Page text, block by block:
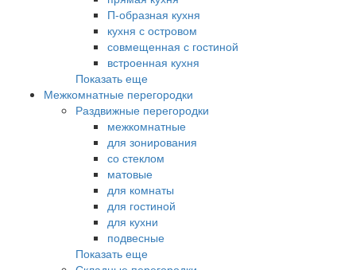
П-образная кухня
кухня с островом
совмещенная с гостиной
встроенная кухня
Показать еще
Межкомнатные перегородки
Раздвижные перегородки
межкомнатные
для зонирования
со стеклом
матовые
для комнаты
для гостиной
для кухни
подвесные
Показать еще